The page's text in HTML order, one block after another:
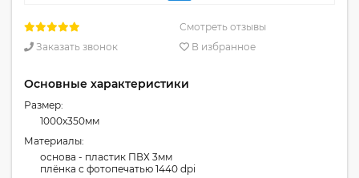
Смотреть отзывы
Заказать звонок
В избранное
Основные характеристики
Размер:
1000x350мм
Материалы:
основа - пластик ПВХ 3мм
плёнка с фотопечатью 1440 dpi